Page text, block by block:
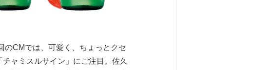
のCMでは、可愛く、ちょっとクセ
チャミスルサイン」にご注目。佐久